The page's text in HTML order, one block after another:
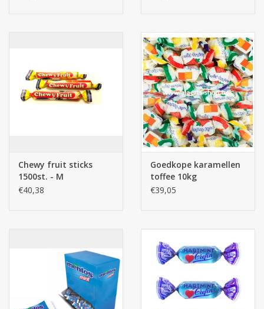
Chewy fruit sticks
1500st. - M
€40,38
Goedkope karamellen
toffee 10kg
€39,05